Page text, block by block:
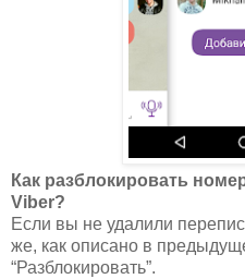
Как разблокировать
Viber?
Если вы не удалили
же, как описано в
“Разблокировать”.